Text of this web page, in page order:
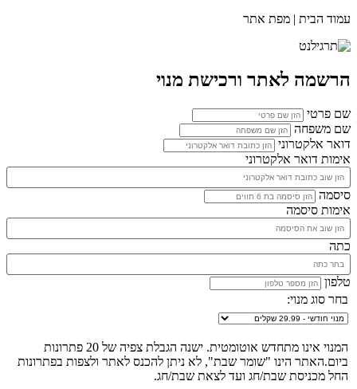
עמוד הבית | מפת אתר
הרשמה לאתר ורכישת מנוי
שם פרטי
שם משפחה
דואר אלקטרוני
אימות דואר אלקטרוני
סיסמה
אימות סיסמה
כתה
טלפון
בחר סוג מנוי:
המנוי אינו מתחדש אוטומטית. ישנה הגבלת צפיה של 20 פתרונות
ביום.האתר הינו "שומר שבת", לא ניתן להכנס לאתר ולצפות בפתרונות
החל מכניסת שבת/חג ועד לצאת שבת/חג.